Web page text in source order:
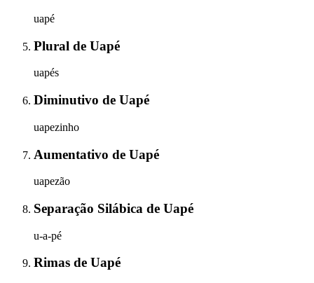
uapé
Plural de Uapé
uapés
Diminutivo de Uapé
uapezinho
Aumentativo de Uapé
uapezão
Separação Silábica de Uapé
u-a-pé
Rimas de Uapé